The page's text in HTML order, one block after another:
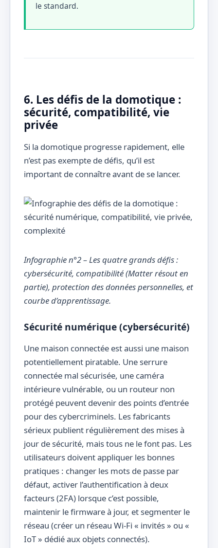
le standard.
6. Les défis de la domotique :
sécurité, compatibilité, vie
privée
Si la domotique progresse rapidement, elle
n’est pas exempte de défis, qu’il est
important de connaître avant de se lancer.
Infographie n°2 – Les quatre grands défis :
cybersécurité, compatibilité (Matter résout en
partie), protection des données personnelles, et
courbe d’apprentissage.
Sécurité numérique (cybersécurité)
Une maison connectée est aussi une maison
potentiellement piratable. Une serrure
connectée mal sécurisée, une caméra
intérieure vulnérable, ou un routeur non
protégé peuvent devenir des points d’entrée
pour des cybercriminels. Les fabricants
sérieux publient régulièrement des mises à
jour de sécurité, mais tous ne le font pas. Les
utilisateurs doivent appliquer les bonnes
pratiques : changer les mots de passe par
défaut, activer l’authentification à deux
facteurs (2FA) lorsque c’est possible,
maintenir le firmware à jour, et segmenter le
réseau (créer un réseau Wi-Fi « invités » ou «
IoT » dédié aux objets connectés).